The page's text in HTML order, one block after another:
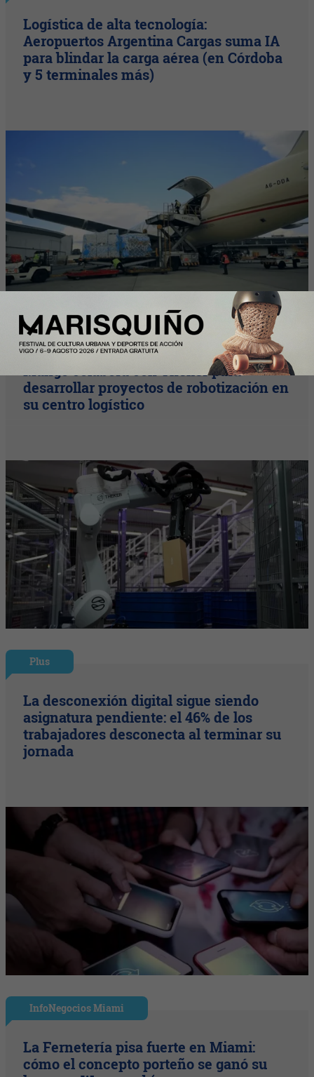
Logística de alta tecnología:
Aeropuertos Argentina Cargas suma IA
para blindar la carga aérea (en Córdoba
y 5 terminales más)
InfoStartUps
Mango colabora con Theker para
desarrollar proyectos de robotización en
su centro logístico
Plus
La desconexión digital sigue siendo
asignatura pendiente: el 46% de los
trabajadores desconecta al terminar su
jornada
InfoNegocios Miami
La Fernetería pisa fuerte en Miami:
cómo el concepto porteño se ganó su